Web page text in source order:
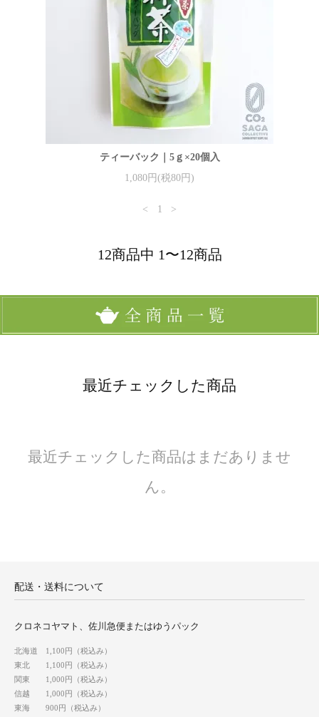
ティーバック｜5ｇ×20個入
1,080円(税80円)
< 1 >
12商品中 1〜12商品
最近チェックした商品
最近チェックした商品はまだありませ
ん。
配送・送料について
クロネコヤマト、佐川急便またはゆうパック
北海道 1,100円（税込み）
東北 1,100円（税込み）
関東 1,000円（税込み）
信越 1,000円（税込み）
東海 900円（税込み）